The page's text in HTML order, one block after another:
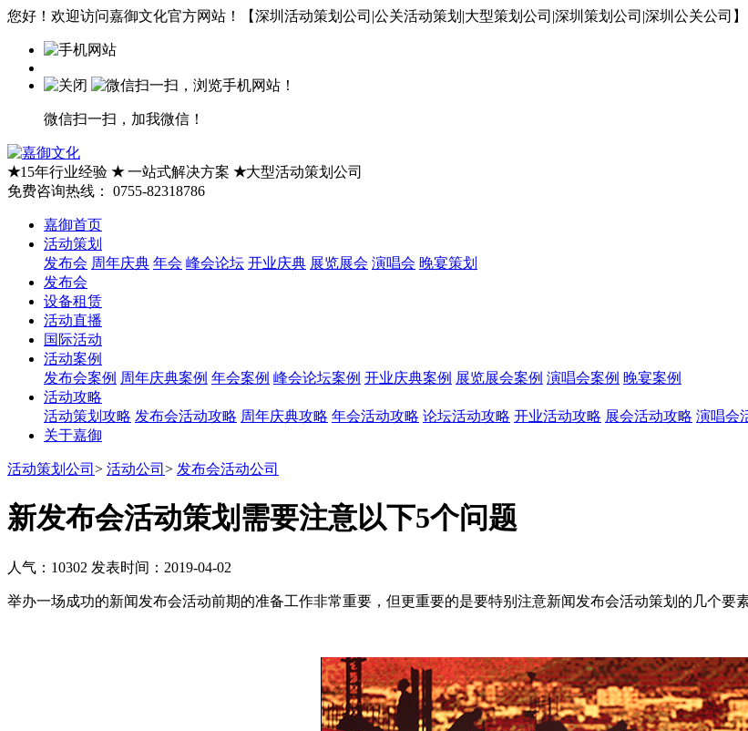
您好！欢迎访问嘉御文化官方网站！【深圳活动策划公司|公关活动策划|大型策划公司|深圳策划公司|深圳公关公司】
微信扫一扫，加我微信！
★15年行业经验 ★一站式解决方案 ★大型活动策划公司
免费咨询热线：
0755-82318786
嘉御首页
活动策划
发布会 周年庆典 年会 峰会论坛 开业庆典 展览展会 演唱会 晚宴策划
发布会
设备租赁
活动直播
国际活动
活动案例
发布会案例 周年庆典案例 年会案例 峰会论坛案例 开业庆典案例 展览展会案例 演唱会案例 晚宴案例
活动攻略
活动策划攻略 发布会活动攻略 周年庆典攻略 年会活动攻略 论坛活动攻略 开业活动攻略 展会活动攻略 演唱会
关于嘉御
活动策划公司 > 活动公司 > 发布会活动公司
新发布会活动策划需要注意以下5个问题
人气：10302 发表时间：2019-04-02
举办一场成功的新闻发布会活动前期的准备工作非常重要，但更重要的是要特别注意新闻发布会活动策划的几个要